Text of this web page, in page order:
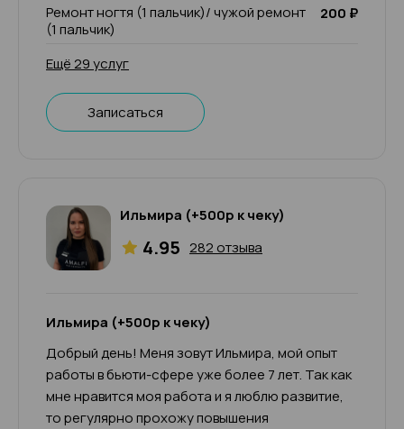
Ремонт ногтя (1 пальчик)/ чужой ремонт
(1 пальчик)
200 ₽
Ещё 29 услуг
Записаться
Ильмира (+500р к чеку)
4.95 282 отзыва
Ильмира (+500р к чеку)
Добрый день! Меня зовут Ильмира, мой опыт
работы в бьюти-сфере уже более 7 лет. Так как
мне нравится моя работа и я люблю развитие,
то регулярно прохожу повышения